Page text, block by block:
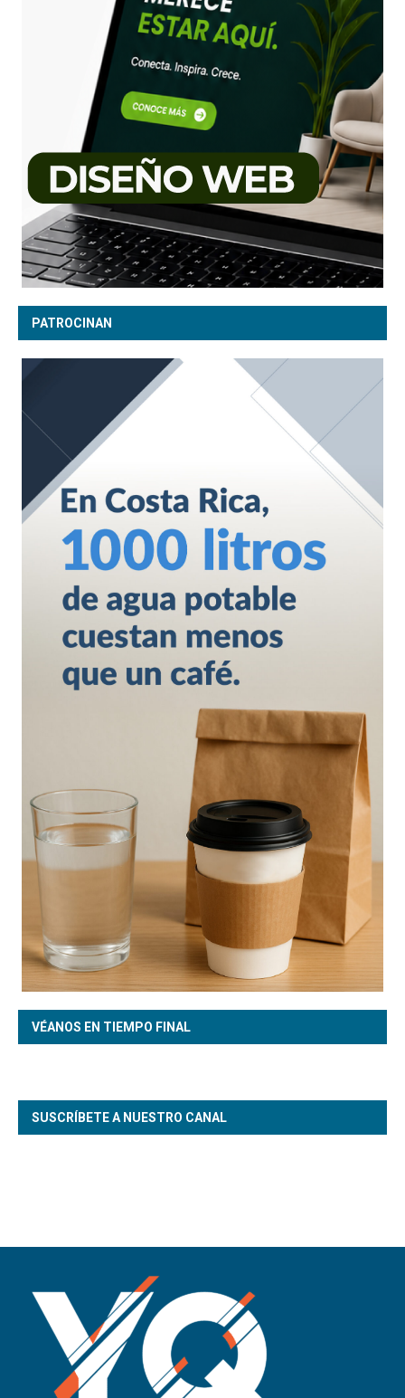
PATROCINAN
VÉANOS EN TIEMPO FINAL
SUSCRÍBETE A NUESTRO CANAL